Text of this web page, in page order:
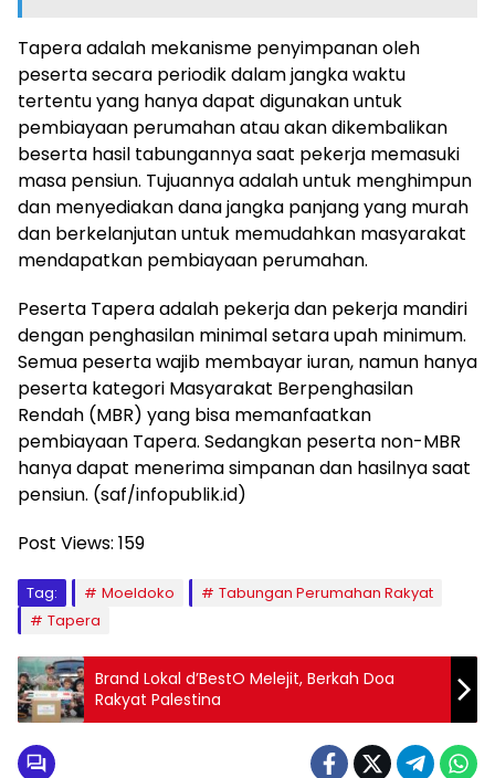
Tapera adalah mekanisme penyimpanan oleh
peserta secara periodik dalam jangka waktu
tertentu yang hanya dapat digunakan untuk
pembiayaan perumahan atau akan dikembalikan
beserta hasil tabungannya saat pekerja memasuki
masa pensiun. Tujuannya adalah untuk menghimpun
dan menyediakan dana jangka panjang yang murah
dan berkelanjutan untuk memudahkan masyarakat
mendapatkan pembiayaan perumahan.
Peserta Tapera adalah pekerja dan pekerja mandiri
dengan penghasilan minimal setara upah minimum.
Semua peserta wajib membayar iuran, namun hanya
peserta kategori Masyarakat Berpenghasilan
Rendah (MBR) yang bisa memanfaatkan
pembiayaan Tapera. Sedangkan peserta non-MBR
hanya dapat menerima simpanan dan hasilnya saat
pensiun. (saf/infopublik.id)
Post Views: 159
Tag: Moeldoko
Tabungan Perumahan Rakyat
Tapera
Brand Lokal d’BestO Melejit, Berkah Doa
Rakyat Palestina